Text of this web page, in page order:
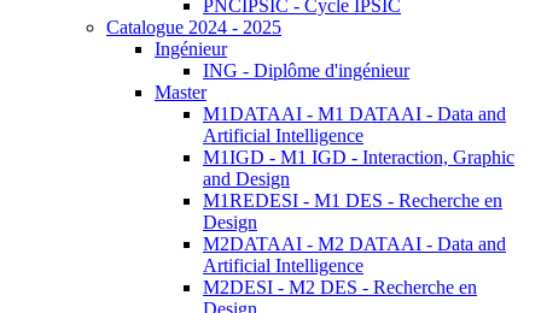
PNCIPSIC - Cycle IPSIC
Catalogue 2024 - 2025
Ingénieur
ING - Diplôme d'ingénieur
Master
M1DATAAI - M1 DATAAI - Data and
Artificial Intelligence
M1IGD - M1 IGD - Interaction, Graphic
and Design
M1REDESI - M1 DES - Recherche en
Design
M2DATAAI - M2 DATAAI - Data and
Artificial Intelligence
M2DESI - M2 DES - Recherche en
Design